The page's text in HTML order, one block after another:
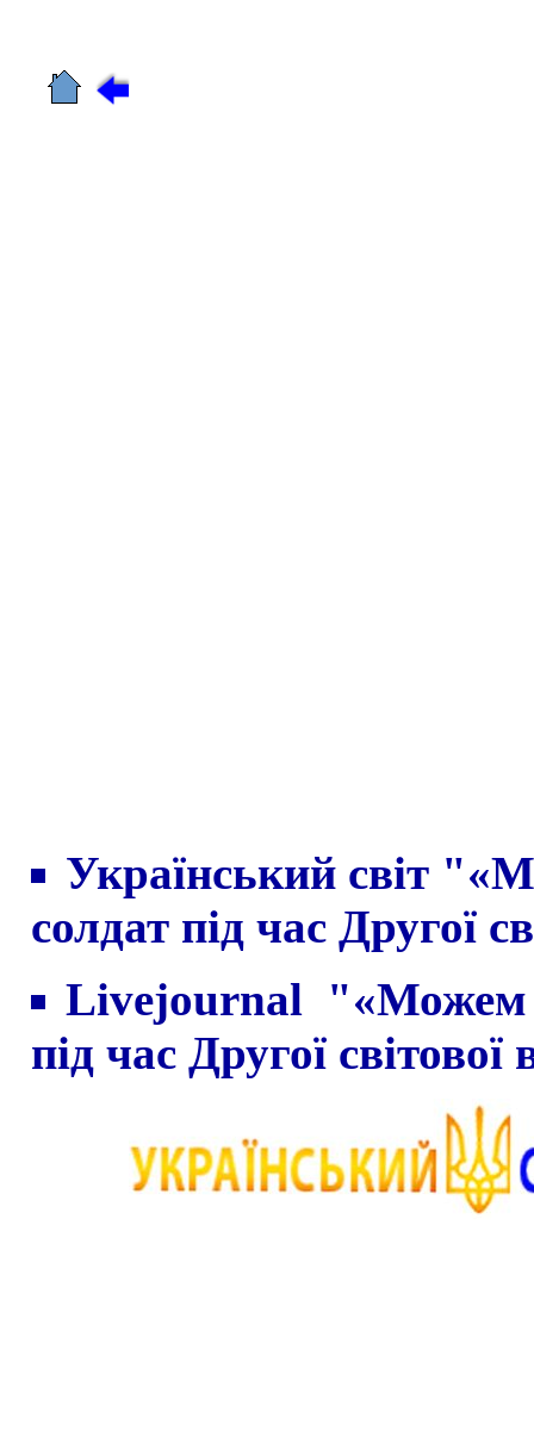
Український світ
солдат під час Другої
Livejournal "«Можем
під час Другої світової